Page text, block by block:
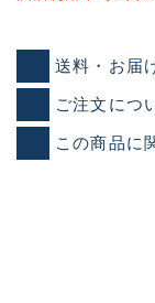
送料・お届
ご注文につ
この商品に